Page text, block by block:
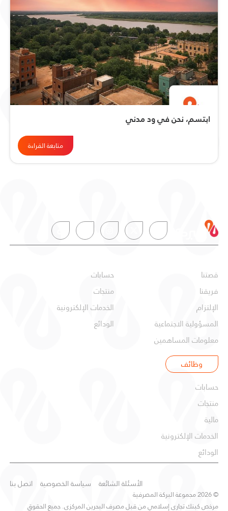
ابتسم، نحن في ود مدني
متابعة القراءة
قصتنا
فريقنا
الإلتزام
المسؤولية الاجتماعية
معلومات المساهمين
وظائف
حسابات
منتجات
الخدمات الإلكترونية
الودائع
شركات
حسابات
منتجات
مالية
الخدمات الإلكترونية
الودائع
© 2026 مجموعة البركة المصرفية
مرخص كبنك تجاري إسلامي من قبل مصرف البحرين المركزي. جميع الحقوق
الأسئلة الشائعة سياسة الخصوصية اتصل بنا